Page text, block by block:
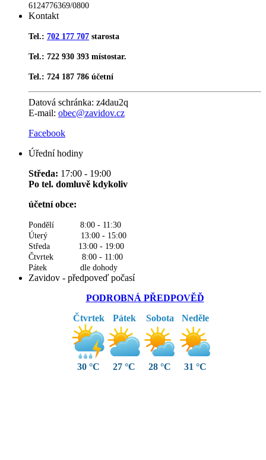
6124776369/0800
Kontakt
Tel.: 702 177 707 starosta
Tel.: 722 930 393 místostar.
Tel.: 724 187 786 účetní
Datová schránka: z4dau2q
E-mail: obec@zavidov.cz
Facebook
Úřední hodiny
Středa: 17:00 - 19:00
Po tel. domluvě kdykoliv
účetní obce:
Pondělí 8:00 - 11:30
Úterý 13:00 - 15:00
Středa 13:00 - 19:00
Čtvrtek 8:00 - 11:00
Pátek dle dohody
Zavidov - předpoveď počasí
PODROBNÁ PŘEDPOVĚĎ
Čtvrtek
30 °C
Pátek
27 °C
Sobota
28 °C
Neděle
31 °C